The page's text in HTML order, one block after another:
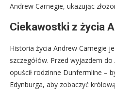
Andrew Carnegie, ukazując
Ciekawostki z życia
Historia życia Andrew Carnegie
szczegółów. Przed wyjazdem
opuścił rodzinne Dunfermline –
Edynburga, aby zobaczyć